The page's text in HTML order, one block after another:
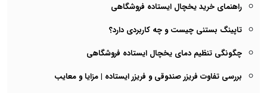
راهنمای خرید یخچال ایستاده فروشگاهی
تاپینگ بستنی چیست و چه کاربردی دارد؟
چگونگی تنظیم دمای یخچال ایستاده فروشگاهی
بررسی تفاوت فریزر صندوقی و فریزر ایستاده | مزایا و معایب